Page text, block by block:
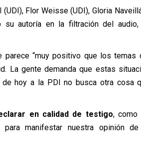
Flor Weisse (UDI), Gloria
autoría en la filtración del audio,
“muy positivo que los temas
La gente demanda que estas
hoy a la PDI no busca otra cosa
en calidad de testigo, como
manifestar nuestra opinión